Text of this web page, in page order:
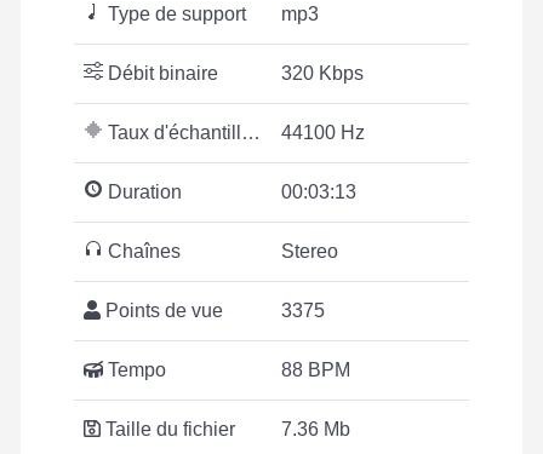
Type de support mp3
Débit binaire 320 Kbps
Taux d'échantillonnage 44100 Hz
Duration 00:03:13
Chaînes Stereo
Points de vue 3375
Tempo 88 BPM
Taille du fichier 7.36 Mb